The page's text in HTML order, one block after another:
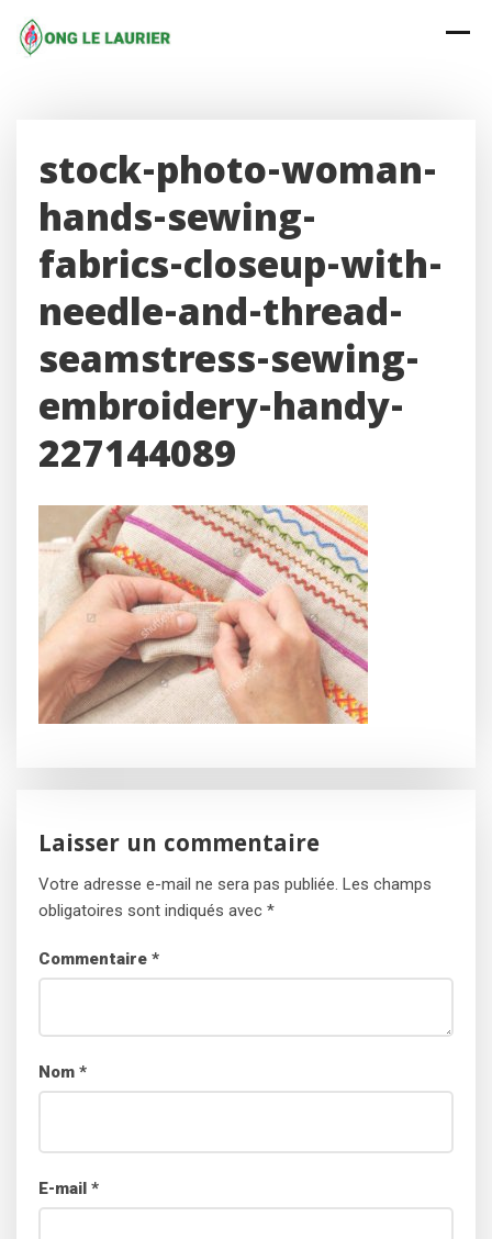
content
stock-photo-woman-
hands-sewing-
fabrics-closeup-with-
needle-and-thread-
seamstress-sewing-
embroidery-handy-
227144089
Laisser un commentaire
Votre adresse e-mail ne sera pas publiée. Les champs
obligatoires sont indiqués avec *
Commentaire *
Nom *
E-mail *